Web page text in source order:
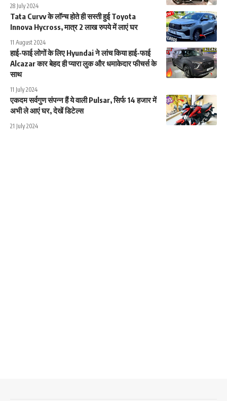
28 July 2024
Tata Curvv के लॉन्च होते ही सस्ती हुई Toyota
Innova Hycross, मात्र 2 लाख रुपये में लाएं घर
11 August 2024
हाई-फाई लोगों के लिए Hyundai ने लांच किया हाई-फाई
Alcazar कार बेहद ही प्यारा लुक और धमाकेदार फीचर्स के
साथ
11 July 2024
एकदम सर्वगुण संपन्न हैं ये वाली Pulsar, सिर्फ 14 हजार में
अभी ले आएं घर, देखें डिटेल्स
21 July 2024